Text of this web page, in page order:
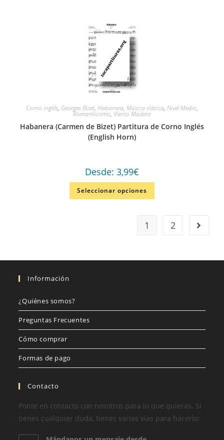
Corno inglés, Georges Bizet, Habanera, Música clásica, Nivel Medio,
Romanticismo, Viento Madera
Habanera (Carmen de Bizet) Partitura de Corno Inglés
(English Horn)
Desde: 3,99€
Seleccionar opciones
1 2
Información
¿Quiénes somos?
Preguntas Frecuentes
Cómo comprar
Formas de pago
Contacto
Ponte en contacto con nosotros para lo que quieras. Si
tienes cualquier duda, tienes varias vías para hacerlo: